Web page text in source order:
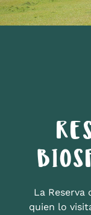
La Reserva
quien lo